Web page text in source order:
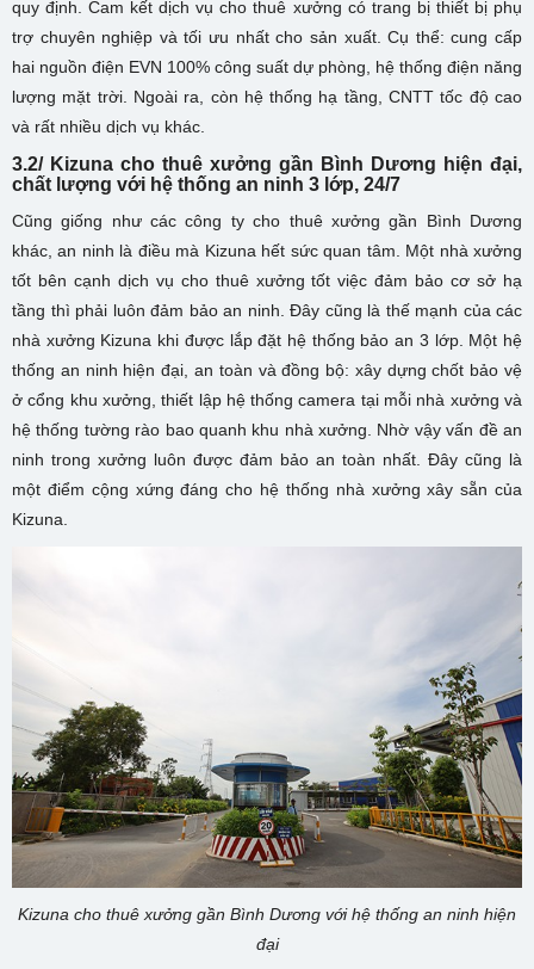
quy định. Cam kết dịch vụ cho thuê xưởng có trang bị thiết bị phụ
trợ chuyên nghiệp và tối ưu nhất cho sản xuất. Cụ thể: cung cấp
hai nguồn điện EVN 100% công suất dự phòng, hệ thống điện năng
lượng mặt trời. Ngoài ra, còn hệ thống hạ tầng, CNTT tốc độ cao
và rất nhiều dịch vụ khác.
3.2/ Kizuna cho thuê xưởng gần Bình Dương hiện đại,
chất lượng với hệ thống an ninh 3 lớp, 24/7
Cũng giống như các công ty cho thuê xưởng gần Bình Dương
khác, an ninh là điều mà Kizuna hết sức quan tâm. Một nhà xưởng
tốt bên cạnh dịch vụ cho thuê xưởng tốt việc đảm bảo cơ sở hạ
tầng thì phải luôn đảm bảo an ninh. Đây cũng là thế mạnh của các
nhà xưởng Kizuna khi được lắp đặt hệ thống bảo an 3 lớp. Một hệ
thống an ninh hiện đại, an toàn và đồng bộ: xây dựng chốt bảo vệ
ở cổng khu xưởng, thiết lập hệ thống camera tại mỗi nhà xưởng và
hệ thống tường rào bao quanh khu nhà xưởng. Nhờ vậy vấn đề an
ninh trong xưởng luôn được đảm bảo an toàn nhất. Đây cũng là
một điểm cộng xứng đáng cho hệ thống nhà xưởng xây sẵn của
Kizuna.
Kizuna cho thuê xưởng gần Bình Dương với hệ thống an ninh hiện
đại